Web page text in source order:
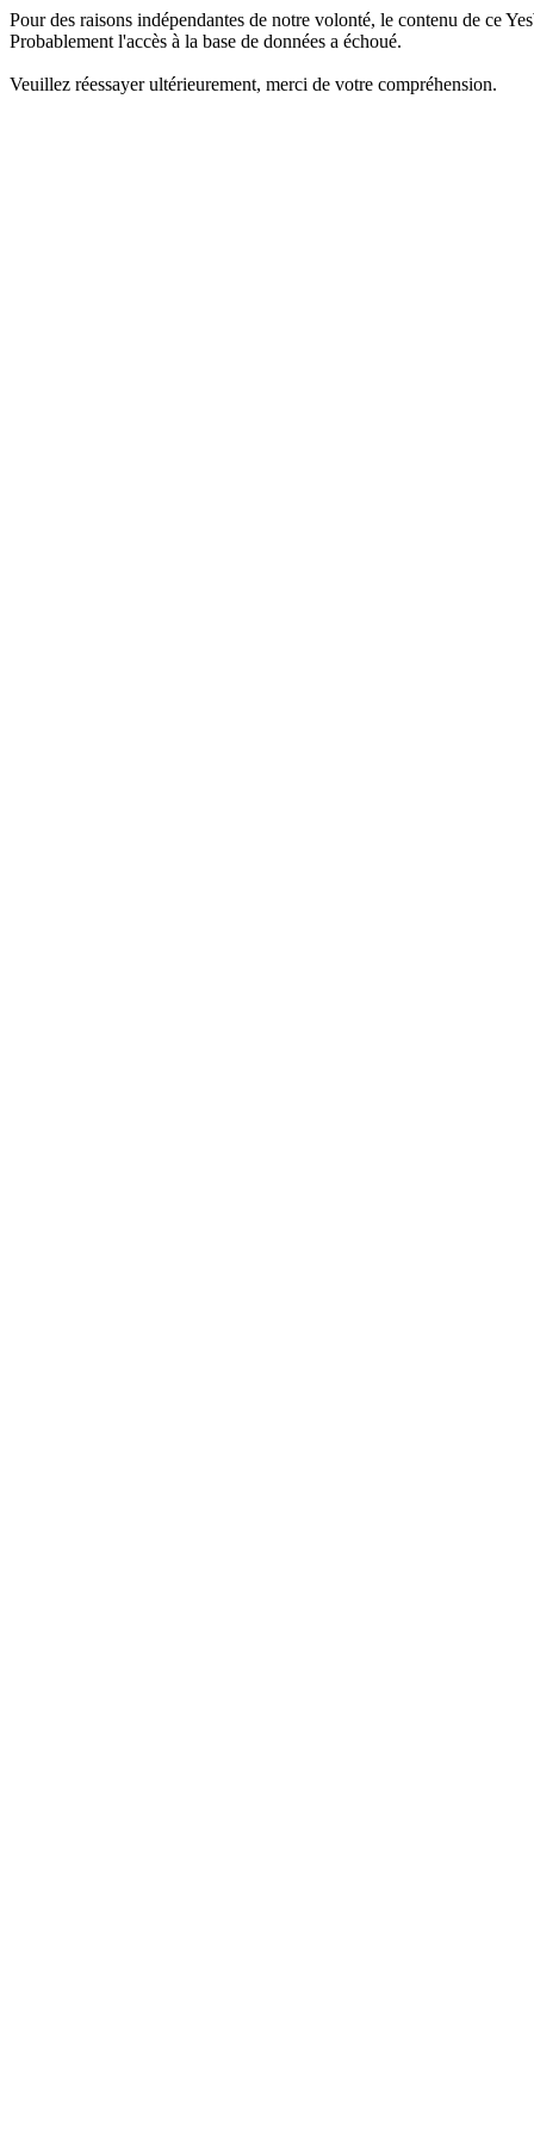
Pour des raisons indépendantes de notre volonté, le contenu de ce
Probablement l'accès à la base de données a échoué.
Veuillez réessayer ultérieurement, merci de votre compréhension.